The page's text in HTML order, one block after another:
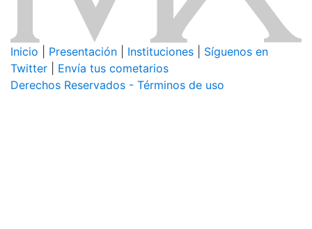
Inicio Presentación Instituciones
Síguenos en
Twitter
Envía tus cometarios
Derechos Reservados - Términos de uso